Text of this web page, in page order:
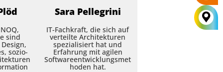
sind
sozio-
Sara Pellegrini
IT-Fachkraft, die sich auf
verteilte Architekturen
spezialisiert hat und
Erfahrung mit agilen
Softwareentwicklungsmet
hoden hat.